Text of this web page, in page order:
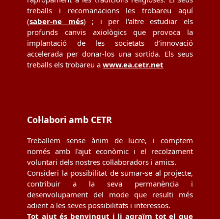
treballs i recomanacions les trobareu aquí
(saber-ne més) ; i per l'altre estudiar els
profunds canvis axiològics que provoca la
implantació de les societats d’innovació
accelerada per donar-los una sortida. Els seus
treballs els trobareu a www.ea.cetr.net
Col·labori amb CETR
Treballem sense ànim de lucre, i comptem
només amb l'ajut econòmic i el recolzament
voluntari dels nostres col·laboradors i amics.
Consideri la possibilitat de sumar-se al projecte,
contribuir a la seva permanència i
desenvolupament del mode que resulti més
adient a les seves possibilitats i interessos.
Tot ajut és benvingut i li agraïm tot el que